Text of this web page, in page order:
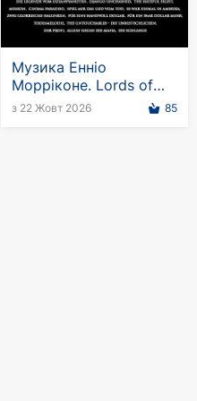
Музика Енніо
Морріконе. Lords of
the Sound
з 22 Жовт 2026 85